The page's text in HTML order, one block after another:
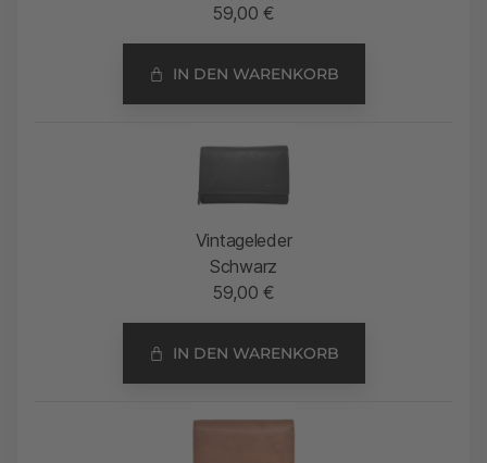
59,00€
IN DEN WARENKORB
Vintageleder
Schwarz
59,00€
IN DEN WARENKORB